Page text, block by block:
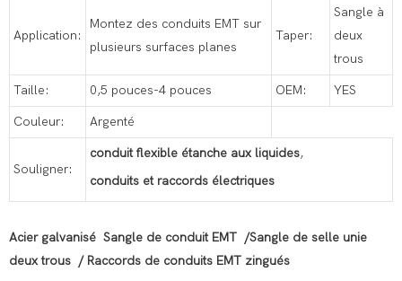
Application:
Montez des conduits EMT sur
plusieurs surfaces planes
Taper:
Sangle à
deux
trous
Taille: 0,5 pouces-4 pouces OEM: YES
Couleur: Argenté
Souligner:
conduit flexible étanche aux liquides,
conduits et raccords électriques
Acier galvanisé Sangle de conduit EMT /Sangle de selle unie
deux trous / Raccords de conduits EMT zingués